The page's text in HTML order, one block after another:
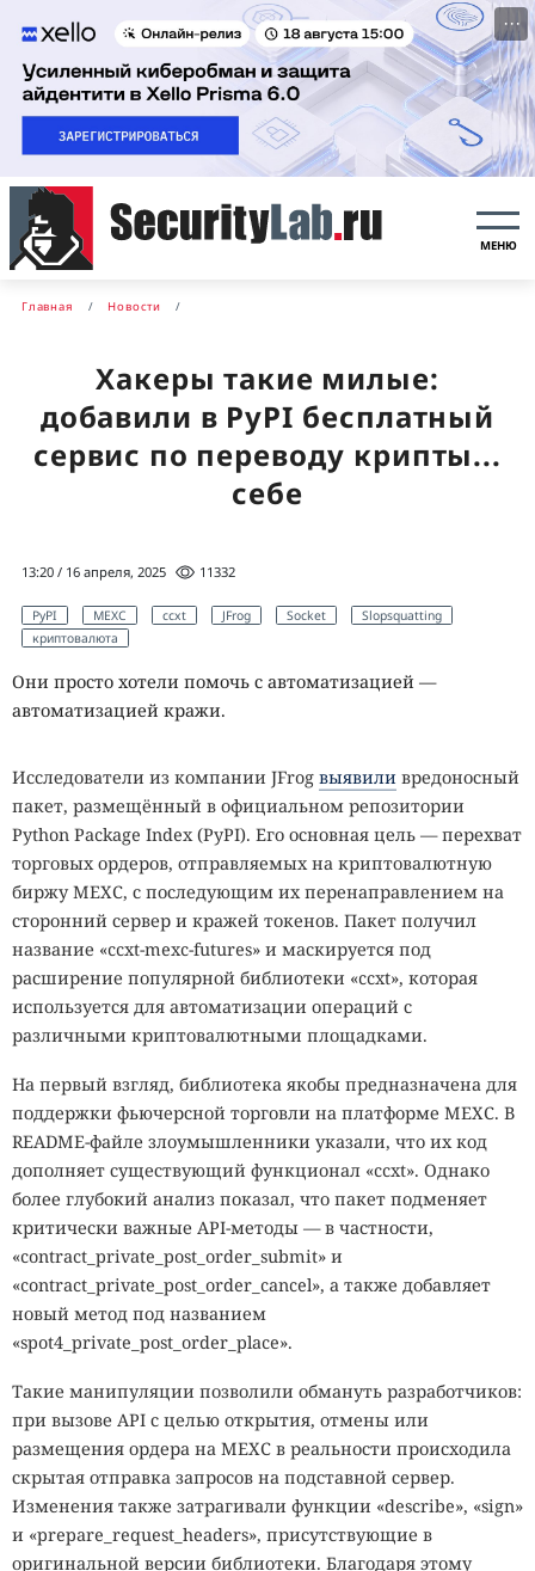
···
МЕНЮ
Главная Новости
Хакеры такие милые:
добавили в PyPI бесплатный
сервис по переводу крипты...
себе
13:20 / 16 апреля, 2025 11332
PyPI MEXC ccxt JFrog Socket
Slopsquatting
криптовалюта
Они просто хотели помочь с автоматизацией —
автоматизацией кражи.
Исследователи из компании JFrog выявили вредоносный
пакет, размещённый в официальном репозитории
Python Package Index (PyPI). Его основная цель — перехват
торговых ордеров, отправляемых на криптовалютную
биржу MEXC, с последующим их перенаправлением на
сторонний сервер и кражей токенов. Пакет получил
название «ccxt-mexc-futures» и маскируется под
расширение популярной библиотеки «ccxt», которая
используется для автоматизации операций с
различными криптовалютными площадками.
На первый взгляд, библиотека якобы предназначена для
поддержки фьючерсной торговли на платформе MEXC. В
README-файле злоумышленники указали, что их код
дополняет существующий функционал «ccxt». Однако
более глубокий анализ показал, что пакет подменяет
критически важные API-методы — в частности,
«contract_private_post_order_submit» и
«contract_private_post_order_cancel», а также добавляет
новый метод под названием
«spot4_private_post_order_place».
Такие манипуляции позволили обмануть разработчиков:
при вызове API с целью открытия, отмены или
размещения ордера на MEXC в реальности происходила
скрытая отправка запросов на подставной сервер.
Изменения также затрагивали функции «describe», «sign»
и «prepare_request_headers», присутствующие в
оригинальной версии библиотеки. Благодаря этому